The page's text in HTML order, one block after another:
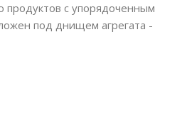
с упорядоченным
под днищем агрегата -